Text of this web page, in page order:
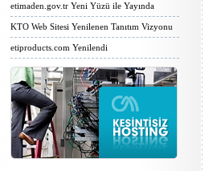
etimaden.gov.tr Yeni Yüzü ile Yayında
KTO Web Sitesi Yenilenen Tanıtım Vizyonu
etiproducts.com Yenilendi